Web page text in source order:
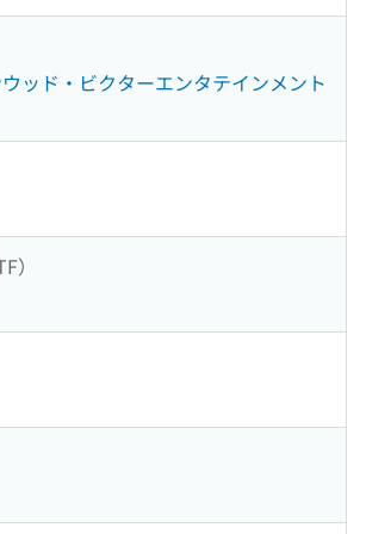
ッド・ビクターエンタテインメント
）